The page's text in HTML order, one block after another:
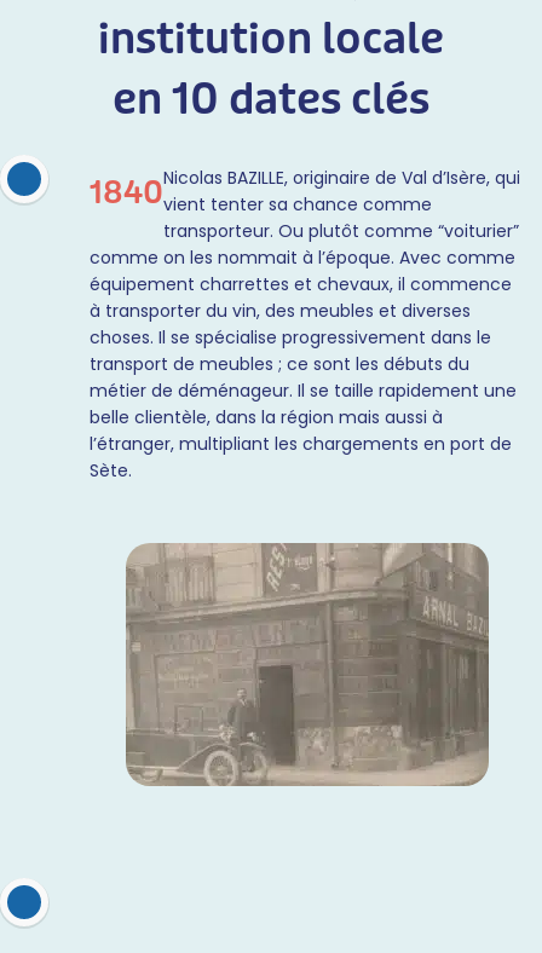
institution locale
en 10 dates clés
1840Nicolas BAZILLE, originaire de Val d’Isère, qui
vient tenter sa chance comme
transporteur. Ou plutôt comme “voiturier”
comme on les nommait à l’époque. Avec comme
équipement charrettes et chevaux, il commence
à transporter du vin, des meubles et diverses
choses. Il se spécialise progressivement dans le
transport de meubles ; ce sont les débuts du
métier de déménageur. Il se taille rapidement une
belle clientèle, dans la région mais aussi à
l’étranger, multipliant les chargements en port de
Sète.